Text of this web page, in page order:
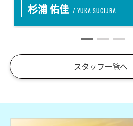
杉浦 佑佳 / YUKA SUGIURA
スタッフ一覧へ